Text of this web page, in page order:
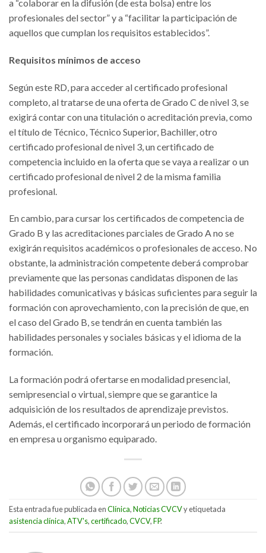
a “colaborar en la difusión (de esta bolsa) entre los
profesionales del sector” y a “facilitar la participación de
aquellos que cumplan los requisitos establecidos”.
Requisitos mínimos de acceso
Según este RD, para acceder al certificado profesional
completo, al tratarse de una oferta de Grado C de nivel 3, se
exigirá contar con una titulación o acreditación previa, como
el título de Técnico, Técnico Superior, Bachiller, otro
certificado profesional de nivel 3, un certificado de
competencia incluido en la oferta que se vaya a realizar o un
certificado profesional de nivel 2 de la misma familia
profesional.
En cambio, para cursar los certificados de competencia de
Grado B y las acreditaciones parciales de Grado A no se
exigirán requisitos académicos o profesionales de acceso. No
obstante, la administración competente deberá comprobar
previamente que las personas candidatas disponen de las
habilidades comunicativas y básicas suficientes para seguir la
formación con aprovechamiento, con la precisión de que, en
el caso del Grado B, se tendrán en cuenta también las
habilidades personales y sociales básicas y el idioma de la
formación.
La formación podrá ofertarse en modalidad presencial,
semipresencial o virtual, siempre que se garantice la
adquisición de los resultados de aprendizaje previstos.
Además, el certificado incorporará un periodo de formación
en empresa u organismo equiparado.
Esta entrada fue publicada enClínica,Noticias CVCVy etiquetada
asistencia clínica,ATV's,certificado,CVCV,FP.